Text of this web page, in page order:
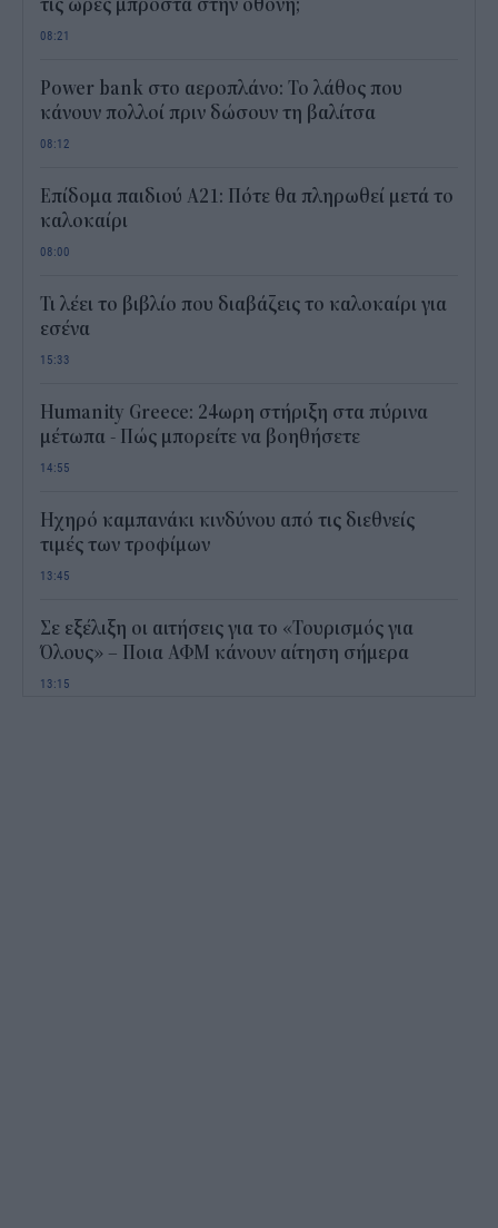
τις ώρες μπροστά στην οθόνη;
08:21
Power bank στο αεροπλάνο: Το λάθος που
κάνουν πολλοί πριν δώσουν τη βαλίτσα
08:12
Επίδομα παιδιού Α21: Πότε θα πληρωθεί μετά το
καλοκαίρι
08:00
Τι λέει το βιβλίο που διαβάζεις το καλοκαίρι για
εσένα
15:33
Humanity Greece: 24ωρη στήριξη στα πύρινα
μέτωπα - Πώς μπορείτε να βοηθήσετε
14:55
Ηχηρό καμπανάκι κινδύνου από τις διεθνείς
τιμές των τροφίμων
13:45
Σε εξέλιξη οι αιτήσεις για το «Τουρισμός για
Όλους» – Ποια ΑΦΜ κάνουν αίτηση σήμερα
13:15